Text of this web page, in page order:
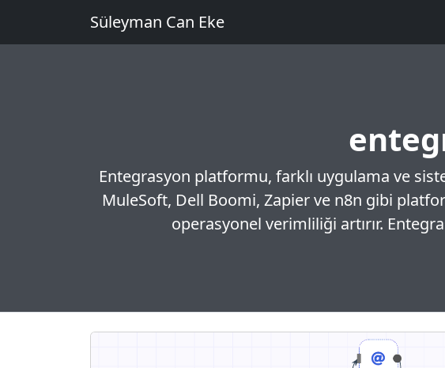
Süleyman Can Eke
Entegrasyon platformu, farklı uygulama ve
MuleSoft, Dell Boomi, Zapier ve n8n gibi
operasyonel verimliliği artırır.